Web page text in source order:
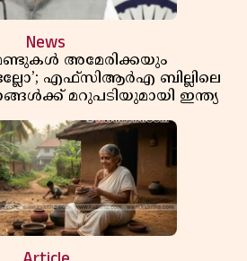
News
അമേരിക്കയും
എഫ്സിആർഎ ബില്ലിലെ
മറുപടിയുമായി ഇന്ത്യ